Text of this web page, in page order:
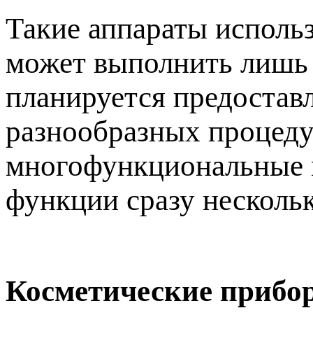
Такие аппараты
может выполнить
планируется
разнообразных
многофункциональные
функции сразу
Косметические